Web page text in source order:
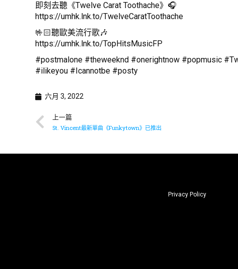
即刻去聽《Twelve Carat Toothache》🎧
https://umhk.lnk.to/TwelveCaratToothache
🤟🏻聽歐美流行歌🎶
https://umhk.lnk.to/TopHitsMusicFP
#postmalone #theweeknd #onerightnow #popmusic
#ilikeyou #Icannotbe #posty
六月 3, 2022
上一篇
St. Vincent最新單曲《Funkytown》已推出
Privacy Policy